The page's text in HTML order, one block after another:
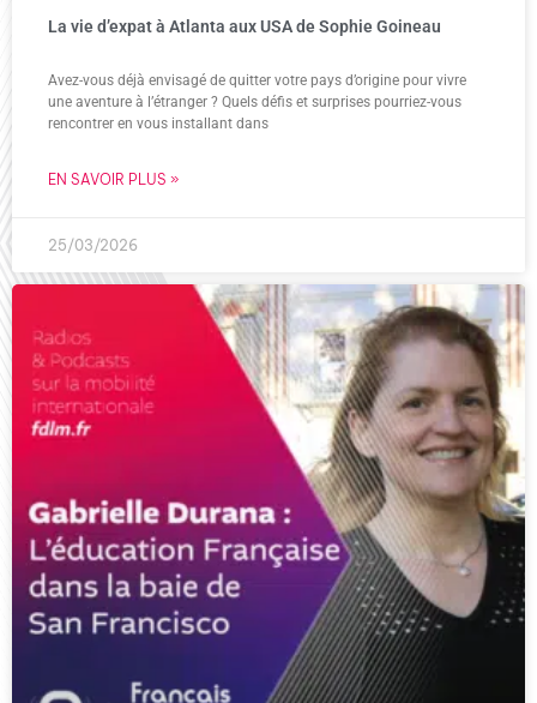
La vie d’expat à Atlanta aux USA de Sophie Goineau
Avez-vous déjà envisagé de quitter votre pays d’origine pour vivre
une aventure à l’étranger ? Quels défis et surprises pourriez-vous
rencontrer en vous installant dans
EN SAVOIR PLUS »
25/03/2026